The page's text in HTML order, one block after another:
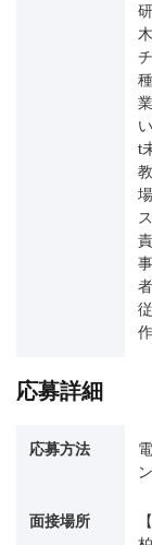
t
応募詳細
応募方法
面接場所